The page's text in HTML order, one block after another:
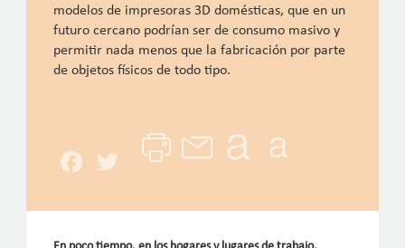
modelos de impresoras 3D domésticas, que en un
futuro cercano podrían ser de consumo masivo y
permitir nada menos que la fabricación por parte
de objetos físicos de todo tipo.
Facebook
Twitter